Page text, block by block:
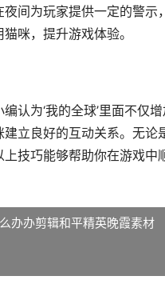
夜间为玩家提供一定的警
咪，提升游戏体验。
认为‘我的全球’里面不仅
建立良好的互动关系。无
上技巧能够帮助你在游戏中
办办剪辑和平精英晚霞素材